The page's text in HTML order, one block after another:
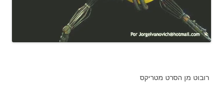
רובוט מן הסרט מטריקס